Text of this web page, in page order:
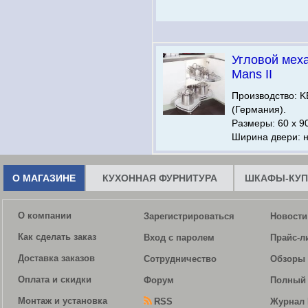
Угловой
Mans II
Производство:
(Германия).
Размеры: 60 х
Ширина двери:
О МАГАЗИНЕ КУХОННАЯ ФУРНИТУРА ШКАФЫ-
О компании
Как сделать заказ
Доставка заказов
Оплата и скидки
Монтаж и установка
Зарегистрироваться
Вход с паролем
Сотрудничество
Форум
RSS
Новости
Прайс-
Обзоры
Полный
Журнал